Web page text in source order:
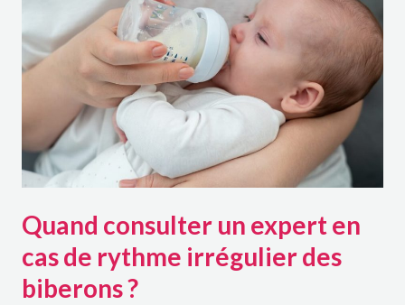
Quand consulter un expert en
cas de rythme irrégulier des
biberons ?